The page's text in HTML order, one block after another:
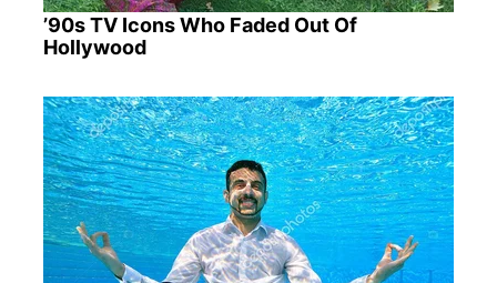
’90s TV Icons Who Faded Out Of
Hollywood